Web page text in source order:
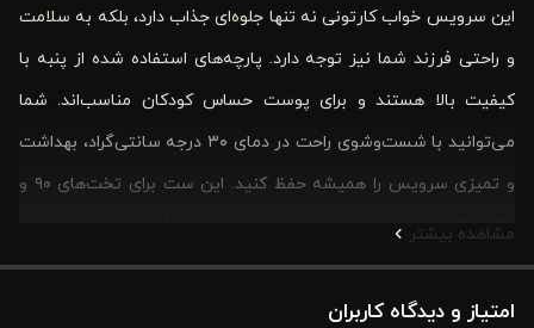
این سرویس خواب کارتونی نه تنها جلوه‌ای جذاب دارد، بلکه به سلامت
و راحتی فرزند شما نیز توجه دارد. پارچه‌های استفاده شده از پنبه با
کیفیت بالا هستند و برای پوست حساس کودکان مناسب‌اند. شما
می‌توانید با شست‌وشوی راحت در دمای ۳۰ درجه سانتی‌گراد، بهداشت
و تمیزی سرویس را همیشه حفظ کنید. این ست برای تخت‌های ۹۰ و
۱۲۰ سانتی‌متر مناسب است و با طراحی دو رو (یک سمت طرحدار و
سمت دیگر ساده) انعطاف بالایی برای سلیقه شما فراهم می‌کند.
با انتخاب این ست، فرزند شما نه تنها یک خواب آرام و راحت خواهد
مشاهده بیشتر
امتیاز و دیدگاه کاربران